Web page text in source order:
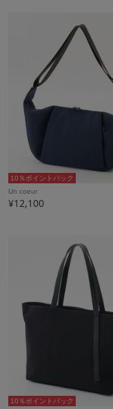
10％ポイントバック
Un coeur
¥12,100
10％ポイントバック